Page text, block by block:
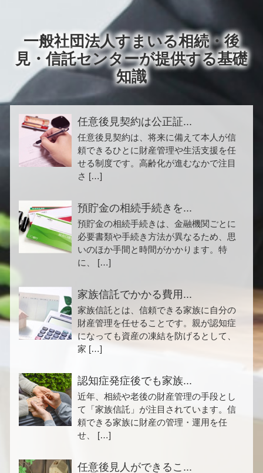
一般社団法人すまいる相続・後
見・信託センターが提供する基礎
知識
任意後見契約は公正証...
任意後見契約は、将来に備えて本人が信
頼できるひとに財産管理や生活支援を任
せる制度です。高齢化が進むなかで注目
さ […]
預貯金の相続手続きを...
預貯金の相続手続きは、金融機関ごとに
必要書類や手続き方法が異なるため、思
いのほか手間と時間がかかります。特
に、 […]
家族信託でかかる費用...
家族信託とは、信頼できる家族に自分の
財産管理を任せることです。親が認知症
になっても資産の凍結を防げるとして、
家 […]
認知症発症後でも家族...
近年、相続や老後の財産管理の手段とし
て「家族信託」が注目されています。信
頼できる家族に財産の管理・運用を任
せ、 […]
任意後見人ができるこ...